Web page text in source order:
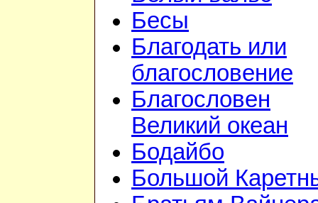
Бесы
Благодать или
благословение
Благословен
Великий океан
Бодайбо
Большой